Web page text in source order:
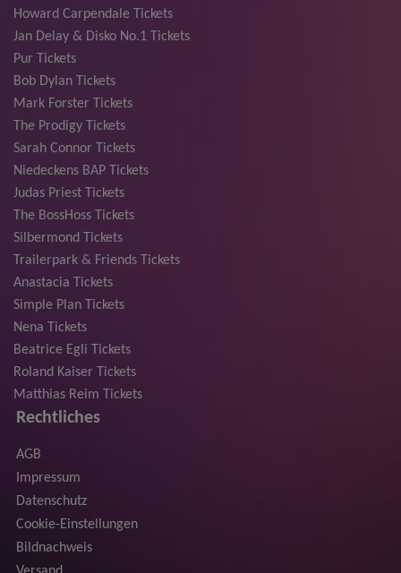
Howard Carpendale Tickets
Jan Delay & Disko No.1 Tickets
Pur Tickets
Bob Dylan Tickets
Mark Forster Tickets
The Prodigy Tickets
Sarah Connor Tickets
Niedeckens BAP Tickets
Judas Priest Tickets
The BossHoss Tickets
Silbermond Tickets
Trailerpark & Friends Tickets
Anastacia Tickets
Simple Plan Tickets
Nena Tickets
Beatrice Egli Tickets
Roland Kaiser Tickets
Matthias Reim Tickets
Rechtliches
AGB
Impressum
Datenschutz
Cookie-Einstellungen
Bildnachweis